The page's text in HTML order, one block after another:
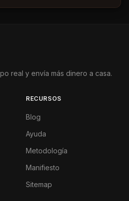
real y envía más dinero a casa.
RECURSOS
Blog
Ayuda
Metodología
Manifiesto
Sitemap